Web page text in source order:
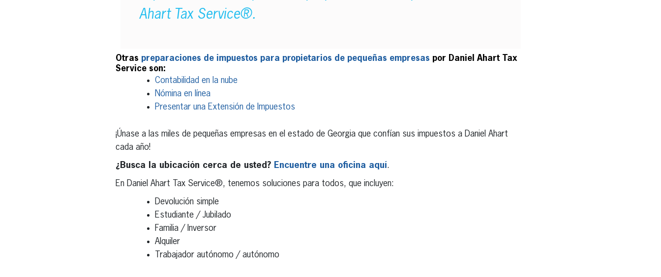
Ahart Tax Service®.
Otras preparaciones de impuestos para propietarios de pequeñas empresas por Daniel Ahart Tax
Service son:
Contabilidad en la nube
Nómina en línea
Presentar una Extensión de Impuestos
¡Únase a las miles de pequeñas empresas en el estado de Georgia que confían sus impuestos a Daniel Ahart
cada año!
¿Busca la ubicación cerca de usted? Encuentre una oficina aquí.
En Daniel Ahart Tax Service®, tenemos soluciones para todos, que incluyen:
Devolución simple
Estudiante / Jubilado
Familia / Inversor
Alquiler
Trabajador autónomo / autónomo